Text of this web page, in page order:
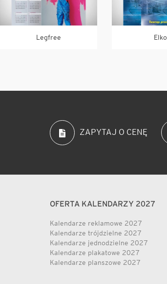
Legfree Elko
ZAPYTAJ O CENĘ
OFERTA KALENDARZY 2027
Kalendarze reklamowe 2027
Kalendarze trójdzielne 2027
Kalendarze jednodzielne 2027
Kalendarze plakatowe 2027
Kalendarze planszowe 2027